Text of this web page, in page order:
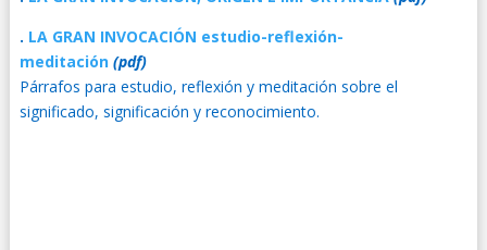
. LA GRAN INVOCACIÓN estudio-reflexión-
meditación (pdf)
Párrafos para estudio, reflexión y meditación sobre el
significado, significación y reconocimiento.